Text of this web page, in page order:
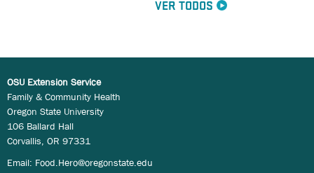
VER TODOS
OSU Extension Service
Family & Community Health
Oregon State University
106 Ballard Hall
Corvallis, OR 97331
Email: Food.Hero@oregonstate.edu